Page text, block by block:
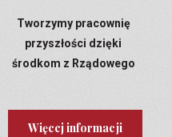
Tworzymy pracownię
przyszłości dzięki
środkom z Rządowego
Więcej informacji